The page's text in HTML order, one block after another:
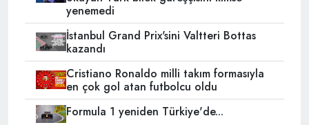
yenemedi
İstanbul Grand Prix'sini Valtteri Bottas
kazandı
Cristiano Ronaldo milli takım formasıyla
en çok gol atan futbolcu oldu
Formula 1 yeniden Türkiye'de...